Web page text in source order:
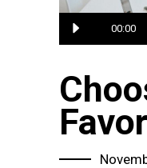
Audio
00:00